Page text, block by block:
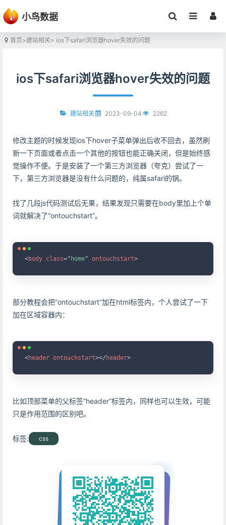
小鸟数据
首页>建站相关> ios下safari浏览器hover失效的问题
ios下safari浏览器hover失效的问题
建站相关 2023-09-04 2262
修改主题的时候发现ios下hover子菜单弹出后收不回去，虽然刷
新一下页面或者点击一个其他的按钮也能正确关闭，但是始终感
觉操作不便。于是安装了一个第三方浏览器（夸克）尝试了一
下，第三方浏览器是没有什么问题的，纯属safari的锅。
找了几段js代码测试后无果，结果发现只需要在body里加上个单
词就解决了“ontouchstart”。
<body class=" home" ontouchstart>
部分教程会把“ontouchstart”加在html标签内，个人尝试了一下
加在区域容器内：
<header ontouchstart></ header>
比如顶部菜单的父标签“header”标签内，同样也可以生效，可能
只是作用范围的区别吧。
标签: css